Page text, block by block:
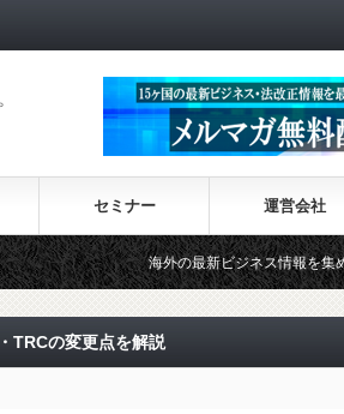
セミナー 運営会社
海外の最新ビジネス情報を集めた情報サイ
TRCの変更点を解説